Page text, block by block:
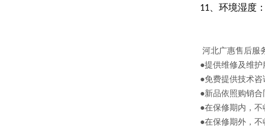
11、环境湿度
河北广惠售后服
●提供维修及维
●免费提供技术咨
●新品依照购销
●在保修期内，
●在保修期外，